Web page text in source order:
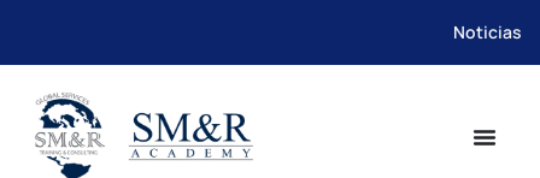
Saltar
contenido
Noticias